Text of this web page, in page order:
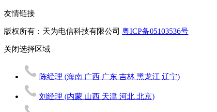
友情链接
版权所有：天为电信科技有限公司 粤ICP备05103536号
关闭选择区域
陈经理 (海南 广西 广东 吉林 黑龙江 辽宁)
刘经理 (内蒙 山西 天津 河北 北京)